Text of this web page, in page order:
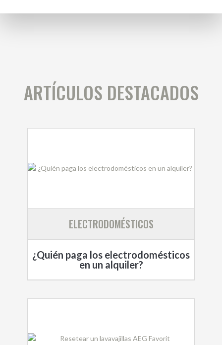
ARTÍCULOS DESTACADOS
ELECTRODOMÉSTICOS
¿Quién paga los electrodomésticos
en un alquiler?